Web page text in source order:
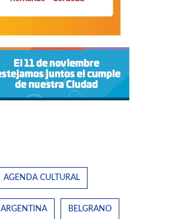
AGENDA CULTURAL
ARGENTINA BELGRANO